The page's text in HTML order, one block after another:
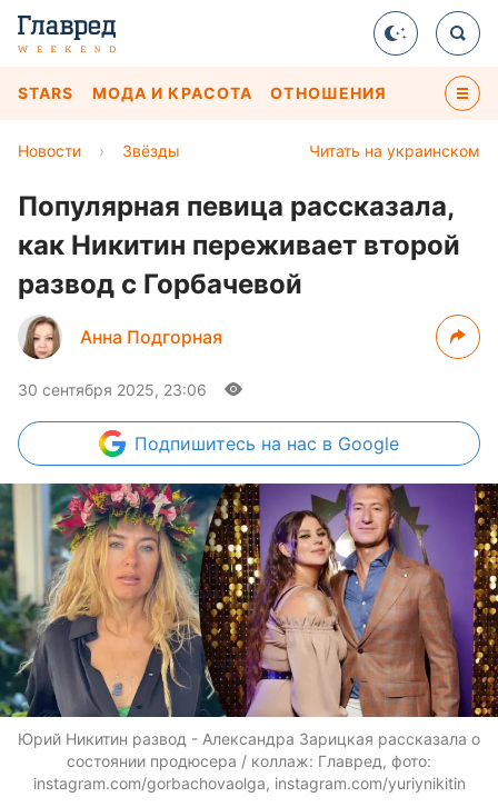
STARS МОДА И КРАСОТА ОТНОШЕНИЯ
Читать на украинском
Новости › Звёзды
Популярная певица рассказала,
как Никитин переживает второй
развод с Горбачевой
Анна Подгорная
30 сентября 2025, 23:06
Подпишитесь на нас в Google
Юрий Никитин развод - Александра Зарицкая рассказала о
состоянии продюсера / коллаж: Главред, фото:
instagram.com/gorbachovaolga, instagram.com/yuriynikitin